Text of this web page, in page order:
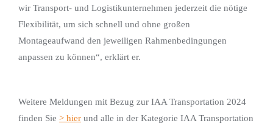
wir Transport- und Logistikunternehmen jederzeit die nötige
Flexibilität, um sich schnell und ohne großen
Montageaufwand den jeweiligen Rahmenbedingungen
anpassen zu können“, erklärt er.
Weitere Meldungen mit Bezug zur IAA Transportation 2024
finden Sie > hier und alle in der Kategorie IAA Transportation